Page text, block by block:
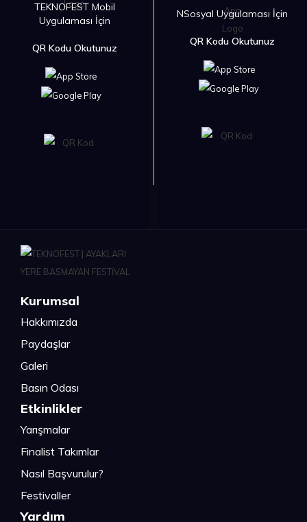
TEKNOFEST Mobil
Uygulaması İçin
QR Kodu Okutunuz
NSosyal Uygulaması İçin
QR Kodu Okutunuz
Kurumsal
Hakkımızda
Paydaşlar
Galeri
Basın Odası
Etkinlikler
Yarışmalar
Finalist Takımlar
Nasıl Başvurulur?
Festivaller
Yardım